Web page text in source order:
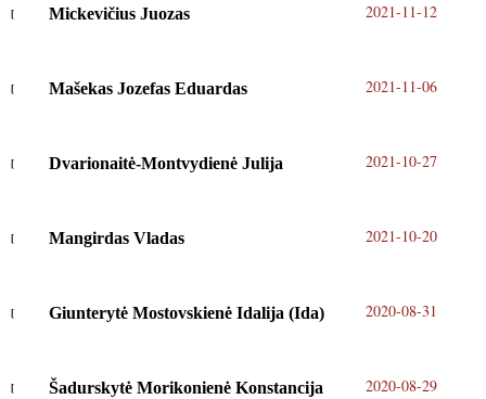
Mickevičius Juozas 2021-11-12
Mašekas Jozefas Eduardas 2021-11-06
Dvarionaitė-Montvydienė Julija 2021-10-27
Mangirdas Vladas 2021-10-20
Giunterytė Mostovskienė Idalija (Ida) 2020-08-31
Šadurskytė Morikonienė Konstancija 2020-08-29